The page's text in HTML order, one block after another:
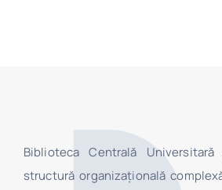
Biblioteca Centrală
structură organizaţională